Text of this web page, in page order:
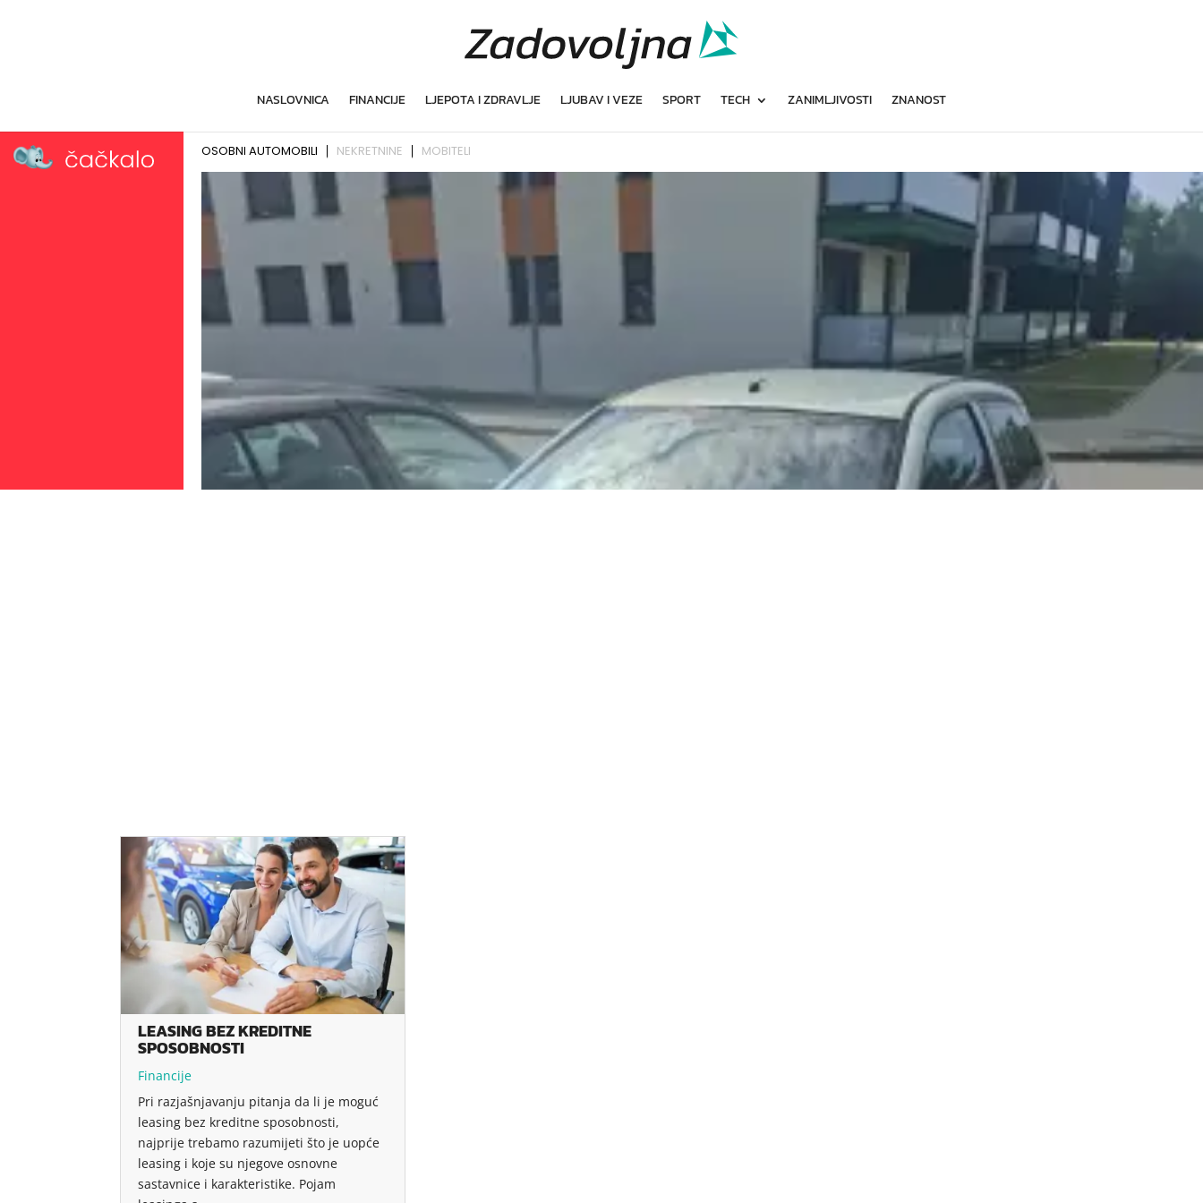
NASLOVNICA FINANCIJE LJEPOTA I ZDRAVLJE LJUBAV I VEZE SPORT TECH ZANIMLJIVOSTI ZNANOST
LEASING BEZ KREDITNE
SPOSOBNOSTI
Financije
Pri razjašnjavanju pitanja da li je moguć
leasing bez kreditne sposobnosti,
najprije trebamo razumijeti što je uopće
leasing i koje su njegove osnovne
sastavnice i karakteristike. Pojam